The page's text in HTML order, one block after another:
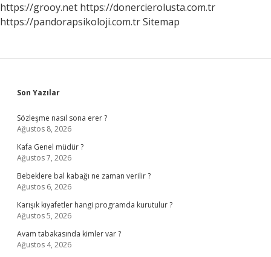
https://grooy.net https://donercierolusta.com.tr
https://pandorapsikoloji.com.trSitemap
Sidebar
Son Yazılar
Sözleşme nasıl sona erer ?
Ağustos 8, 2026
Kafa Genel müdür ?
Ağustos 7, 2026
Bebeklere bal kabağı ne zaman verilir ?
Ağustos 6, 2026
Karışık kıyafetler hangi programda kurutulur ?
Ağustos 5, 2026
Avam tabakasında kimler var ?
Ağustos 4, 2026